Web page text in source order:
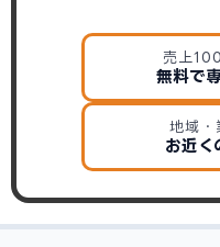
売上
無料で
地域・
お近く